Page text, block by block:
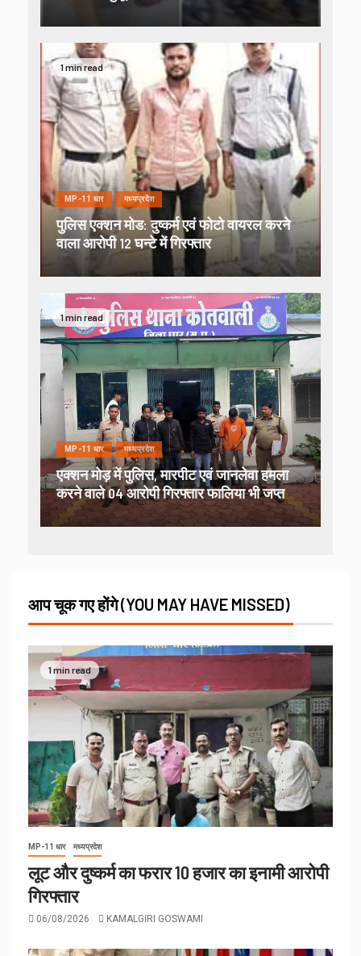
1 min read
MP-11 धार मध्यप्रदेश
पुलिस एक्शन मोड: दुष्कर्म एवं फोटो वायरल करने
वाला आरोपी 12 घन्टे में गिरफ्तार
1 min read
MP-11 धार मध्यप्रदेश
एक्शन मोड़ में पुलिस, मारपीट एवं जानलेवा हमला
करने वाले 04 आरोपी गिरफ्तार फालिया भी जप्त
आप चूक गए होंगे (YOU MAY HAVE MISSED)
1 min read
MP-11 धार मध्यप्रदेश
लूट और दुष्कर्म का फरार 10 हजार का इनामी आरोपी
गिरफ्तार
06/08/2026 KAMALGIRI GOSWAMI